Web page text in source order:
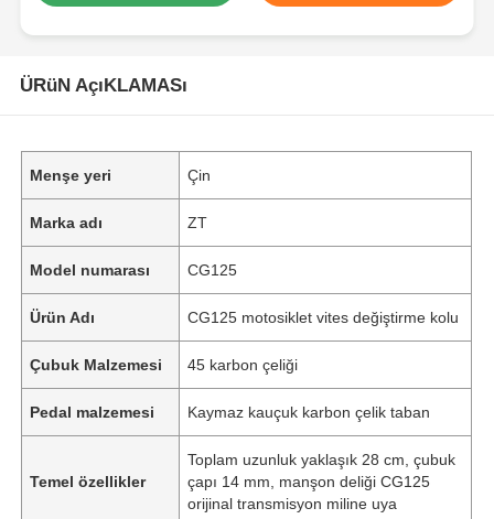
ÜRüN AçıKLAMASı
Menşe yeri Çin
Marka adı ZT
Model numarası CG125
Ürün Adı CG125 motosiklet vites değiştirme kolu
Çubuk Malzemesi 45 karbon çeliği
Pedal malzemesi Kaymaz kauçuk karbon çelik taban
Temel özellikler
Toplam uzunluk yaklaşık 28 cm, çubuk
çapı 14 mm, manşon deliği CG125
orijinal transmisyon miline uya